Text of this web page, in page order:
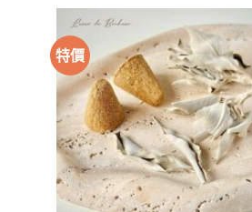
特價
加入
收藏